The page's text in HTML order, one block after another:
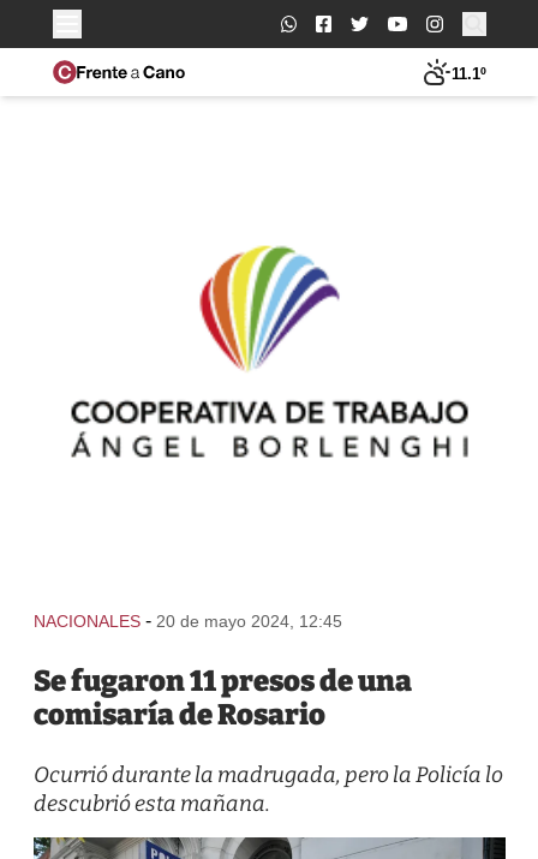
Buscar:
11.1º
NACIONALES - 20 de mayo 2024, 12:45
Se fugaron 11 presos de una
comisaría de Rosario
Ocurrió durante la madrugada, pero la Policía lo
descubrió esta mañana.